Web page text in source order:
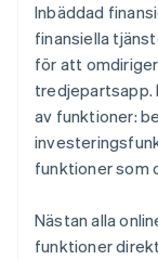
Inbäddad
finansiella
för att
av funktioner:
funktioner som
Nästan alla
funktioner